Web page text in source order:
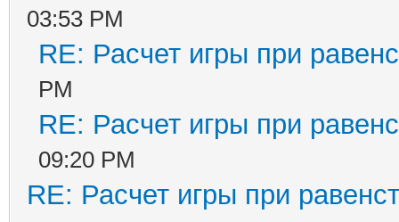
03:53 PM
RE: Расчет игры при
PM
RE: Расчет игры при
09:20 PM
RE: Расчет игры при